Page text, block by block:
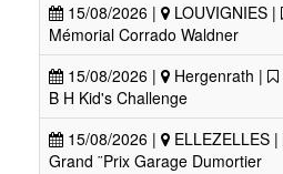
15/08/2026 |
LOUVIGNIES |
Mémorial Corrado Waldner
15/08/2026 |
Hergenrath |
B H Kid's Challenge
15/08/2026 |
ELLEZELLES |
Grand ¨Prix Garage Dumortier